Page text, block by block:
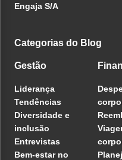
Engaja S/A
Categorias do Blog
Gestão
Liderança
Tendências
Diversidade e
inclusão
Entrevistas
Bem-estar no